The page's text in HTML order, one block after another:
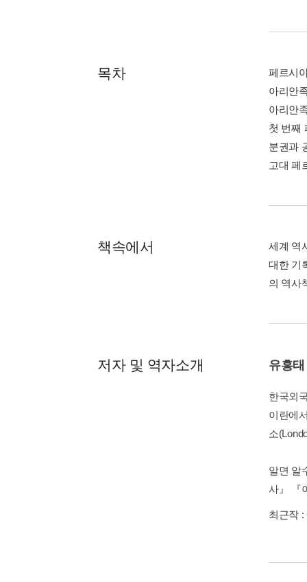
목차
페르시
아리안
아리안
첫 번째
분권과
고대 페
책속에서
세계 역
대한 기
의 역사
저자 및 역자소개 유흥태
한국외
이란에
소
알면 알
사』 『
최근작 :